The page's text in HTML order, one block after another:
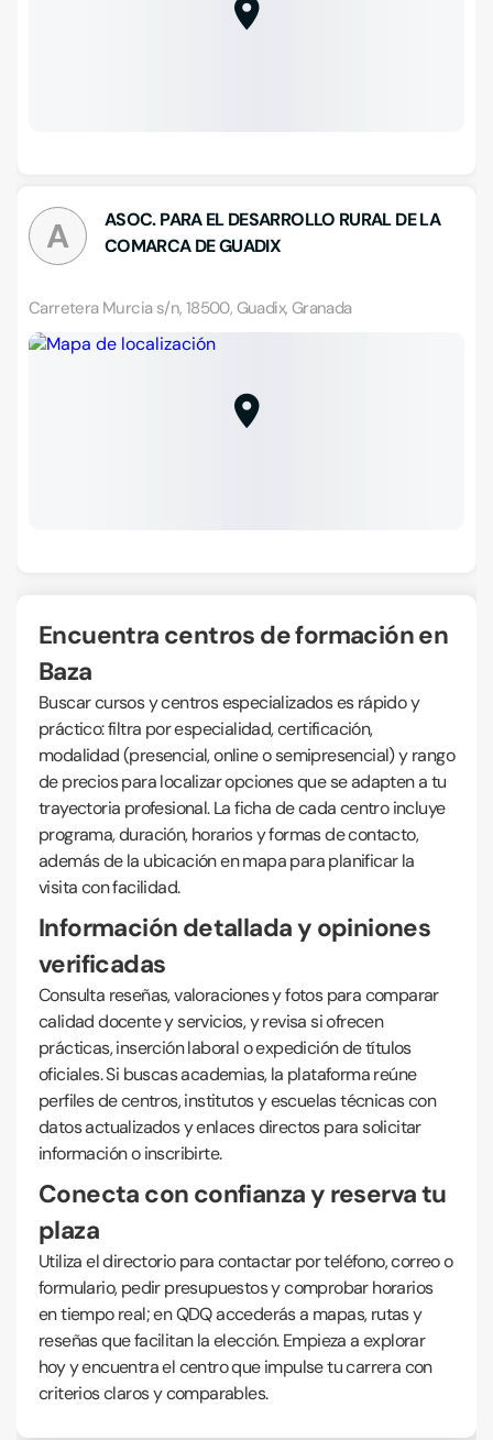
A
ASOC. PARA EL DESARROLLO RURAL DE LA
COMARCA DE GUADIX
Carretera Murcia s/n, 18500, Guadix, Granada
Encuentra centros de formación en
Baza
Buscar cursos y centros especializados es rápido y
práctico: filtra por especialidad, certificación,
modalidad (presencial, online o semipresencial) y rango
de precios para localizar opciones que se adapten a tu
trayectoria profesional. La ficha de cada centro incluye
programa, duración, horarios y formas de contacto,
además de la ubicación en mapa para planificar la
visita con facilidad.
Información detallada y opiniones
verificadas
Consulta reseñas, valoraciones y fotos para comparar
calidad docente y servicios, y revisa si ofrecen
prácticas, inserción laboral o expedición de títulos
oficiales. Si buscas academias, la plataforma reúne
perfiles de centros, institutos y escuelas técnicas con
datos actualizados y enlaces directos para solicitar
información o inscribirte.
Conecta con confianza y reserva tu
plaza
Utiliza el directorio para contactar por teléfono, correo o
formulario, pedir presupuestos y comprobar horarios
en tiempo real; en QDQ accederás a mapas, rutas y
reseñas que facilitan la elección. Empieza a explorar
hoy y encuentra el centro que impulse tu carrera con
criterios claros y comparables.